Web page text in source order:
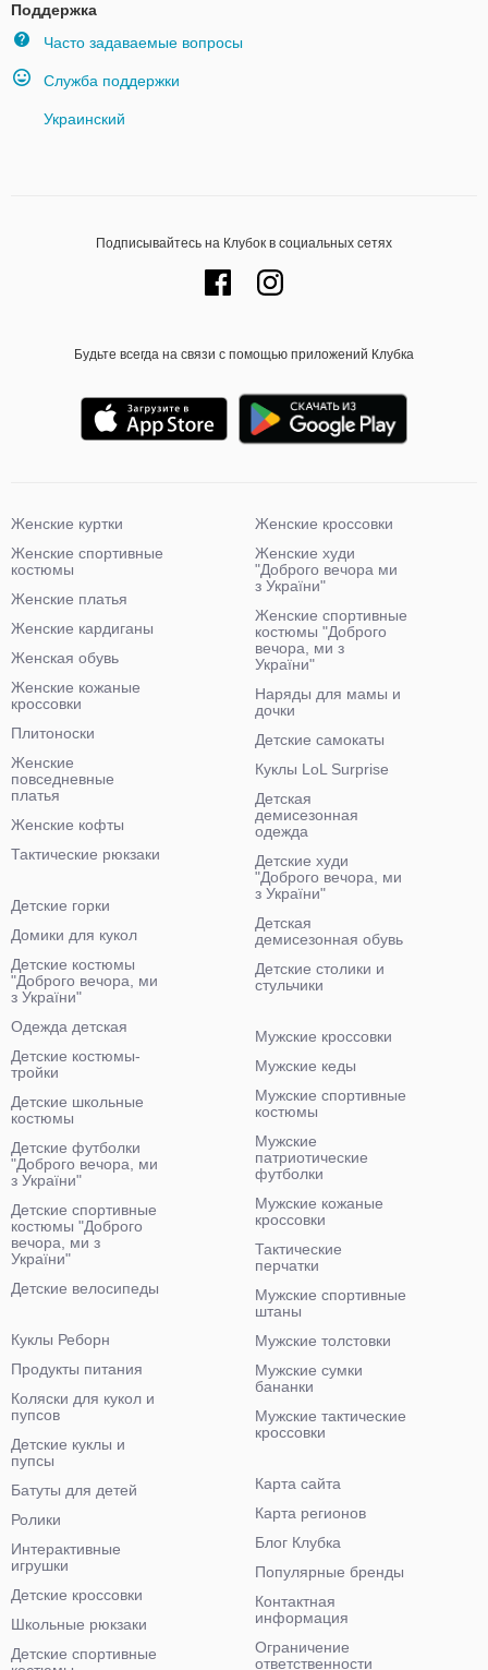
Поддержка
Часто задаваемые вопросы
Служба поддержки
Украинский
Подписывайтесь на Клубок в социальных сетях
Будьте всегда на связи с помощью приложений Клубка
Женские куртки
Женские спортивные
костюмы
Женские платья
Женские кардиганы
Женская обувь
Женские кожаные
кроссовки
Плитоноски
Женские
повседневные
платья
Женские кофты
Тактические рюкзаки
Женские кроссовки
Женские худи
"Доброго вечора ми
з України"
Женские спортивные
костюмы "Доброго
вечора, ми з
України"
Наряды для мамы и
дочки
Детские самокаты
Куклы LoL Surprise
Детская
демисезонная
одежда
Детские худи
"Доброго вечора, ми
з України"
Детская
демисезонная обувь
Детские столики и
стульчики
Детские горки
Домики для кукол
Детские костюмы
"Доброго вечора, ми
з України"
Одежда детская
Детские костюмы-
тройки
Детские школьные
костюмы
Детские футболки
"Доброго вечора, ми
з України"
Детские спортивные
костюмы "Доброго
вечора, ми з
України"
Детские велосипеды
Мужские кроссовки
Мужские кеды
Мужские спортивные
костюмы
Мужские
патриотические
футболки
Мужские кожаные
кроссовки
Тактические
перчатки
Мужские спортивные
штаны
Мужские толстовки
Мужские сумки
бананки
Мужские тактические
кроссовки
Куклы Реборн
Продукты питания
Коляски для кукол и
пупсов
Детские куклы и
пупсы
Батуты для детей
Ролики
Интерактивные
игрушки
Детские кроссовки
Школьные рюкзаки
Детские спортивные
Карта сайта
Карта регионов
Блог Клубка
Популярные бренды
Контактная
информация
Ограничение
ответственности